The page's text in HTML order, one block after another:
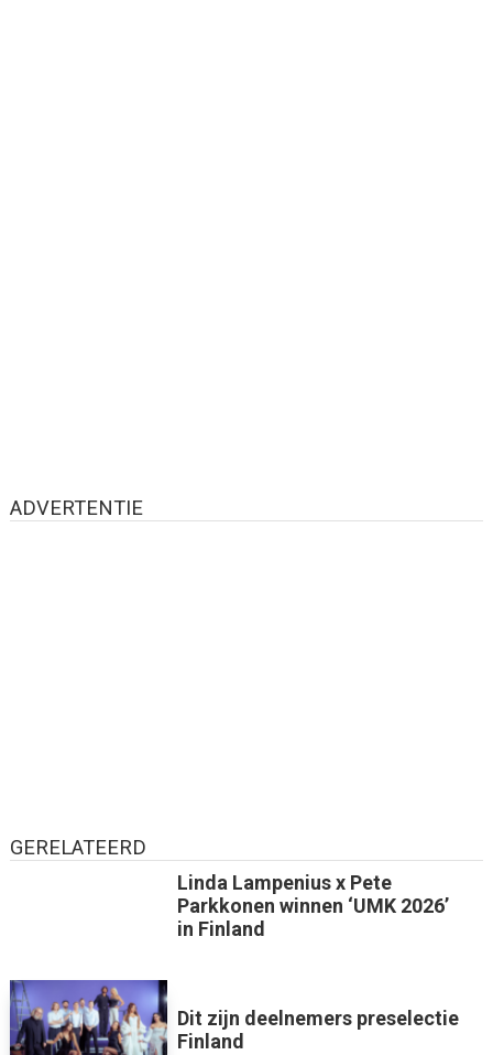
ADVERTENTIE
GERELATEERD
Linda Lampenius x Pete
Parkkonen winnen ‘UMK 2026’
in Finland
Dit zijn deelnemers preselectie
Finland